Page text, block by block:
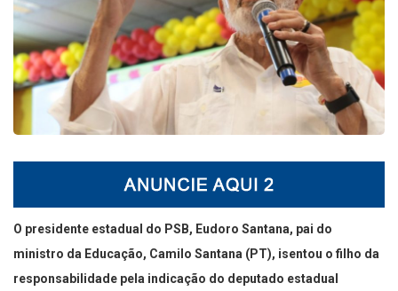
O presidente estadual do PSB, Eudoro Santana, pai do
ministro da Educação, Camilo Santana (PT), isentou o filho da
responsabilidade pela indicação do deputado estadual